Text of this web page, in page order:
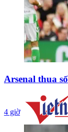
Arsenal thua
4 giờ